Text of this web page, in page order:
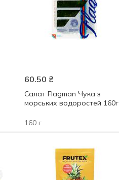
60.50 ₴
Салат Flagman Чука з
морських водоростей 160г
160 г